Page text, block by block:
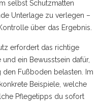
selbst Schutzmatten
Unterlage zu verlegen –
über das Ergebnis.
erfordert das richtige
ein Bewusstsein dafür,
Fußboden belasten. Im
Beispiele, welche
Pflegetipps du sofort